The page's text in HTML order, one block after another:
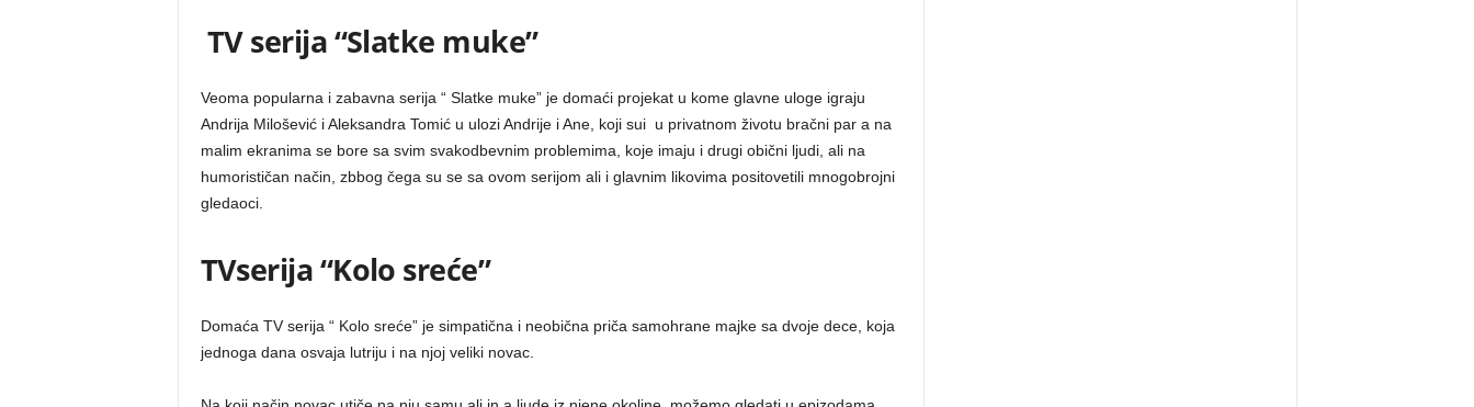
TV serija “Slatke muke”
Veoma popularna i zabavna serija “ Slatke muke” je domaći projekat u kome glavne uloge igraju
Andrija Milošević i Aleksandra Tomić u ulozi Andrije i Ane, koji sui u privatnom životu bračni par a na
malim ekranima se bore sa svim svakodbevnim problemima, koje imaju i drugi obični ljudi, ali na
humorističan način, zbbog čega su se sa ovom serijom ali i glavnim likovima positovetili mnogobrojni
gledaoci.
TVserija “Kolo sreće”
Domaća TV serija “ Kolo sreće” je simpatična i neobična priča samohrane majke sa dvoje dece, koja
jednoga dana osvaja lutriju i na njoj veliki novac.